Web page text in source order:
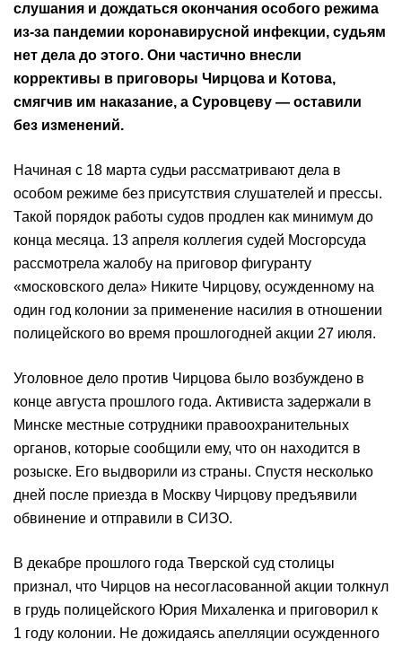
слушания и дождаться окончания особого режима
из-за пандемии коронавирусной инфекции, судьям
нет дела до этого. Они частично внесли
коррективы в приговоры Чирцова и Котова,
смягчив им наказание, а Суровцеву — оставили
без изменений.
Начиная с 18 марта судьи рассматривают дела в
особом режиме без присутствия слушателей и прессы.
Такой порядок работы судов продлен как минимум до
конца месяца. 13 апреля коллегия судей Мосгорсуда
рассмотрела жалобу на приговор фигуранту
«московского дела» Никите Чирцову, осужденному на
один год колонии за применение насилия в отношении
полицейского во время прошлогодней акции 27 июля.
Уголовное дело против Чирцова было возбуждено в
конце августа прошлого года. Активиста задержали в
Минске местные сотрудники правоохранительных
органов, которые сообщили ему, что он находится в
розыске. Его выдворили из страны. Спустя несколько
дней после приезда в Москву Чирцову предъявили
обвинение и отправили в СИЗО.
В декабре прошлого года Тверской суд столицы
признал, что Чирцов на несогласованной акции толкнул
в грудь полицейского Юрия Михаленка и приговорил к
1 году колонии. Не дожидаясь апелляции осужденного